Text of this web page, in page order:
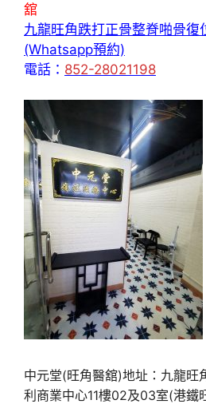
舘
九龍旺角跌打正骨整脊啪骨復
(Whatsapp預約)
電話： 852-28021198
中元堂(旺角醫舘)地址：九龍旺
利商業中心11樓02及03室(港鐵